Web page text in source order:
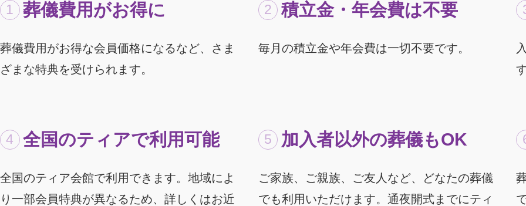
葬儀費用がお得に
葬儀費用がお得な会員価格になるなど、さま
ざまな特典を受けられます。
積立金・年会費は不要
毎月の積立金や年会費は一切不要です。
全国のティアで利用可能
全国のティア会館で利用できます。地域によ
り一部会員特典が異なるため、詳しくはお近
加入者以外の葬儀もOK
ご家族、ご親族、ご友人など、どなたの葬儀
でも利用いただけます。通夜開式までにティ